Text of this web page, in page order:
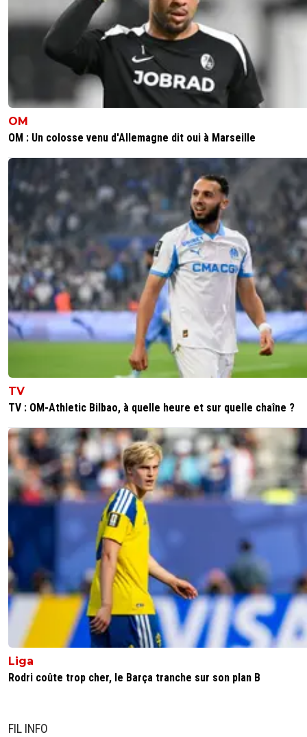
OM
OM : Un colosse venu d'Allemagne dit oui à Marseille
TV
TV : OM-Athletic Bilbao, à quelle heure et sur quelle chaîne ?
Liga
Rodri coûte trop cher, le Barça tranche sur son plan B
FIL INFO